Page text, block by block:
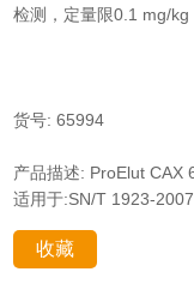
检测，定量限0.1 mg/kg
货号: 65994
产品描述: ProElut CAX
适用于:SN/T 1923-
收藏